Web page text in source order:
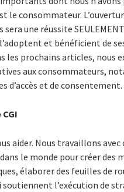
le consommateur.
sera une réussite
et bénéficient de
les prochains articles, nous
aux consommateurs,
d’accès et de consentement.
aider. Nous travaillons avec
le monde pour créer des
élaborer des feuilles de
soutiennent l’exécution de